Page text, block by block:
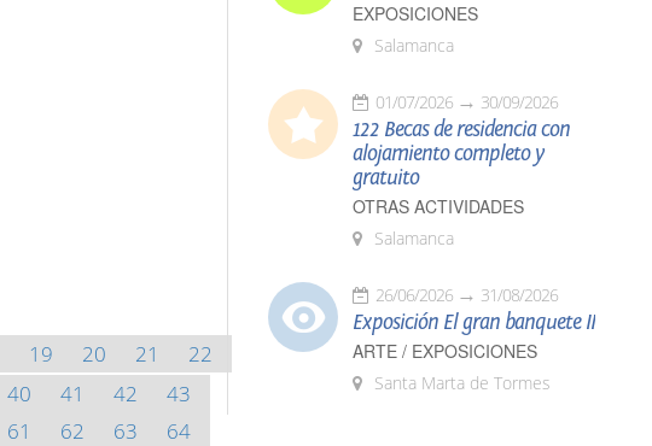
19 20 21
22
40 41 42
43
61 62 63
64
EXPOSICIONES
Salamanca
01/07/2026 30/09/2026
122 Becas de residencia con
alojamiento completo y
gratuito
OTRAS ACTIVIDADES
Salamanca
26/06/2026 31/08/2026
Exposición El gran banquete II
ARTE / EXPOSICIONES
Santa Marta de Tormes